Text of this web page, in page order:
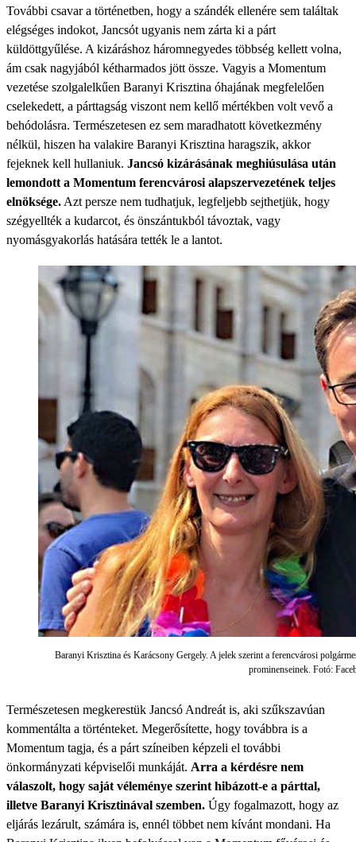
További csavar a történetben, hogy a szándék ellenére sem találtak
elégséges indokot, Jancsót ugyanis nem zárta ki a párt
küldöttgyűlése. A kizáráshoz háromnegyedes többség kellett volna,
ám csak nagyjából kétharmados jött össze. Vagyis a Momentum
vezetése szolgalelkűen Baranyi Krisztina óhajának megfelelően
cselekedett, a párttagság viszont nem kellő mértékben volt vevő a
behódolásra. Természetesen ez sem maradhatott következmény
nélkül, hiszen ha valakire Baranyi Krisztina haragszik, akkor
fejeknek kell hullaniuk. Jancsó kizárásának meghiúsulása után
lemondott a Momentum ferencvárosi alapszervezetének teljes
elnöksége. Azt persze nem tudhatjuk, legfeljebb sejthetjük, hogy
szégyellték a kudarcot, és önszántukból távoztak, vagy
nyomásgyakorlás hatására tették le a lantot.
Baranyi Krisztina és Karácsony Gergely. A jelek szerint a ferencvárosi
prominenseinek. Fotó:
Természetesen megkerestük Jancsó Andreát is, aki szűkszavúan
kommentálta a történteket. Megerősítette, hogy továbbra is a
Momentum tagja, és a párt színeiben képzeli el további
önkormányzati képviselői munkáját. Arra a kérdésre nem
válaszolt, hogy saját véleménye szerint hibázott-e a párttal,
illetve Baranyi Krisztinával szemben. Úgy fogalmazott, hogy az
eljárás lezárult, számára is, ennél többet nem kívánt mondani. Ha